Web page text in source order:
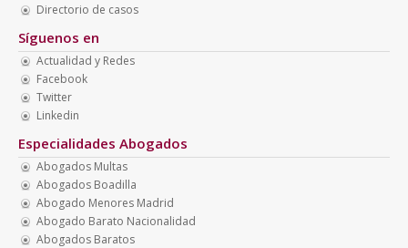
Directorio de casos
Síguenos en
Actualidad y Redes
Facebook
Twitter
Linkedin
Especialidades Abogados
Abogados Multas
Abogados Boadilla
Abogado Menores Madrid
Abogado Barato Nacionalidad
Abogados Baratos